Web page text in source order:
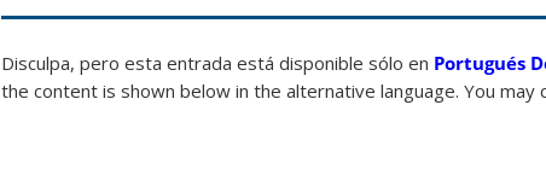
Disculpa, pero esta entrada está disponible sólo en Portugués
the content is shown below in the alternative language. You may